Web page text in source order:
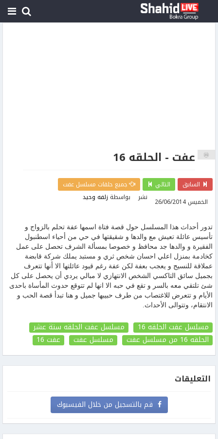
عفت - الحلقه 16
السابق التالي
جميع حلقات مسلسل عفت
نشر
الخميس 26/06/2014 بواسطة زلفه وحيد
تدور أحداث هذا المسلسل حول قصة فتاة اسمها عفة تحلم بالزواج و
تأسيس عائلة تعيش مع والدها و شقيقتها في حي من أحياء اسطنبول
الفقيرة و والدها جد محافظ و خصوصا بمسألة الشرف تحصل على عمل
كخادمة بمنزل اعلي احسان شخص ثري و مستبد يملك شركة قابضة
عملاقة للنسيج و يعجب بعفة لكن عفة رغم قيود عائلتها الا أنها تتعرف
بجميل سائق التاكسي الشخص الانتهازي لا مبالي يردي أن يحصل على كل
شئ تلتقي معه بالسر و تقع في حبه الا انها لم تتوقع حدوث المأساة باحدى
الأيام و تتعرض للاغتصاب من طرف حبيبها جميل و هنا تبدأ قصة الحب و
الانتقام، وتتوالى الأحداث.
مسلسل عفت الحلقه 16
مسلسل عفت الحلقه ستة عشر
الحلقه 16
من مسلسل عفت مسلسل عفت عفت 16
التعليقات
قم بالتسجيل من خلال الفيسبوك